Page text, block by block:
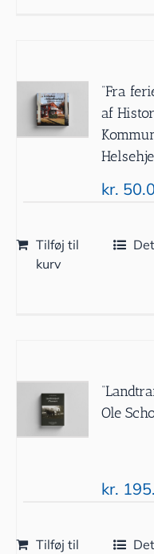
”Fra
af
kr.
Tilføj til
kurv
Ole
kr.
Tilføj til